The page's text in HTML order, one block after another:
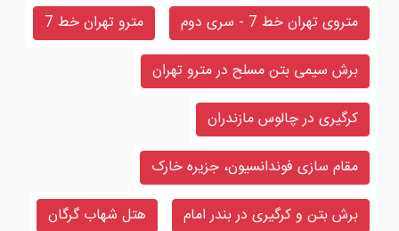
متروی تهران خط 7 - سری دوم
مترو تهران خط 7
برش سیمی بتن مسلح در مترو تهران
کرگیری در چالوس مازندران
مقام سازی فوندانسیون، جزیره خارک
برش بتن و کرگیری در بندر امام
هتل شهاب گرگان